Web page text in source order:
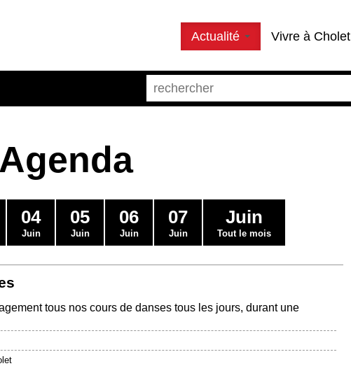
Actualité Vivre à Cholet
04
Juin
05
Juin
06
Juin
07
Juin
Juin
Tout le mois
tous nos cours de danses tous les jours, durant une